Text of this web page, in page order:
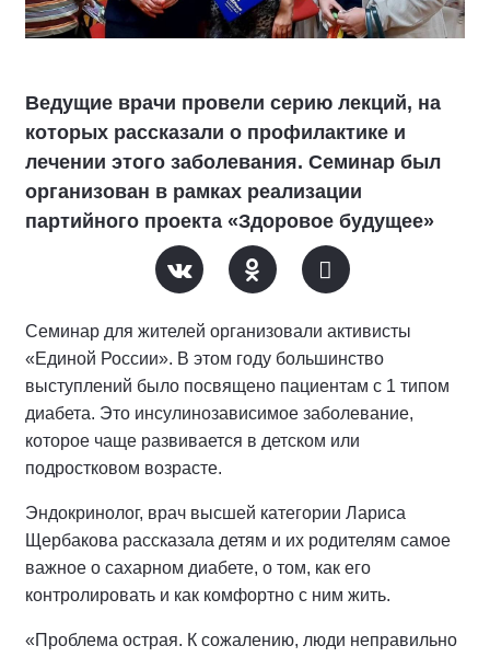
Ведущие врачи провели серию лекций, на
которых рассказали о профилактике и
лечении этого заболевания. Семинар был
организован в рамках реализации
партийного проекта «Здоровое будущее»
Семинар для жителей организовали активисты
«Единой России». В этом году большинство
выступлений было посвящено пациентам с 1 типом
диабета. Это инсулинозависимое заболевание,
которое чаще развивается в детском или
подростковом возрасте.
Эндокринолог, врач высшей категории Лариса
Щербакова рассказала детям и их родителям самое
важное о сахарном диабете, о том, как его
контролировать и как комфортно с ним жить.
«Проблема острая. К сожалению, люди неправильно